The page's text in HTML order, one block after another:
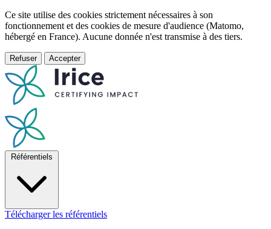
Ce site utilise des cookies strictement nécessaires à son
fonctionnement et des cookies de mesure d'audience (Matomo,
hébergé en France). Aucune donnée n'est transmise à des tiers.
Refuser Accepter
Référentiels
Télécharger les référentiels